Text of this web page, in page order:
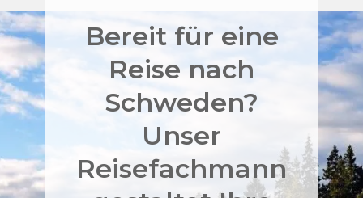
Bereit für eine
Reise nach
Schweden?
Unser
Reisefachmann